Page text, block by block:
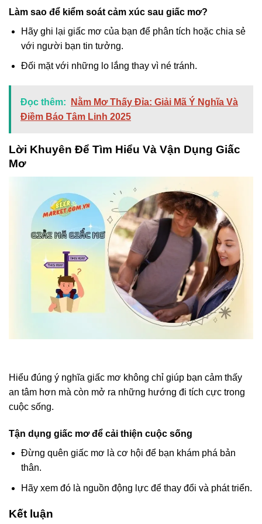
Làm sao để kiểm soát cảm xúc sau giấc mơ?
Hãy ghi lại giấc mơ của bạn để phân tích hoặc chia sẻ
với người bạn tin tưởng.
Đối mặt với những lo lắng thay vì né tránh.
Đọc thêm:
Nằm Mơ Thấy Đỉa: Giải Mã Ý Nghĩa Và
Điềm Báo Tâm Linh 2025
Lời Khuyên Để Tìm Hiểu Và Vận Dụng Giấc
Mơ
Hiểu đúng ý nghĩa giấc mơ không chỉ giúp bạn cảm thấy
an tâm hơn mà còn mở ra những hướng đi tích cực trong
cuộc sống.
Tận dụng giấc mơ để cải thiện cuộc sống
Đừng quên giấc mơ là cơ hội để bạn khám phá bản
thân.
Hãy xem đó là nguồn động lực để thay đổi và phát triển.
Kết luận